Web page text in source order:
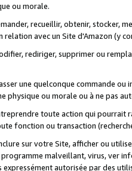
ou morale.
recueillir, obtenir, stocker,
relation avec un Site d'Amazon (y
rediriger, supprimer ou
une quelconque commande
physique ou morale ou à ne pas
toute action qui
fonction ou transaction
sur votre Site, afficher ou
malveillant, virus, ver
autorisée par des